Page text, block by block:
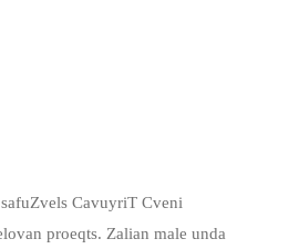
CavuyriT Cveni
proeqts. Zalian male unda